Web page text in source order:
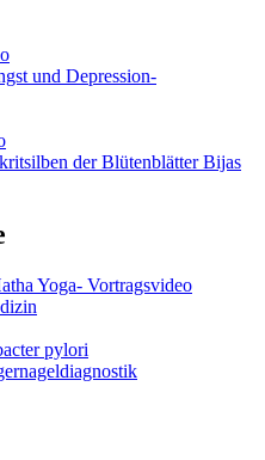
und Depression-
der Blütenblätter Bijas
Yoga- Vortragsvideo
pylori